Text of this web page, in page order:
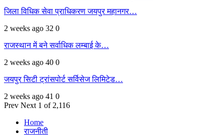
जिला विधिक सेवा प्राधिकरण जयपुर महानगर…
2 weeks ago 32 0
राजस्थान में बने सर्वाधिक लम्बाई के…
2 weeks ago 40 0
जयपुर सिटी ट्रांसपोर्ट सर्विसेज लिमिटेड…
2 weeks ago 41 0
Prev Next 1 of 2,116
Home
राजनीती